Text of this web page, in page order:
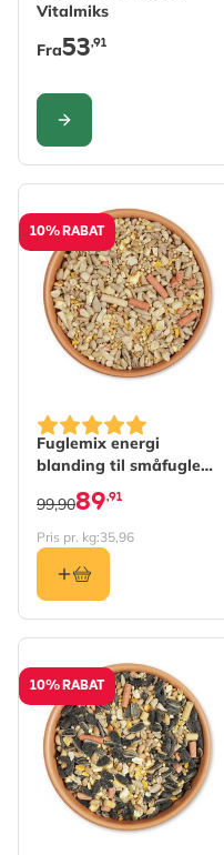
Vitalmiks
Fra53,91
KONFIGURER
10% RABAT
Fuglemix energi
blanding til småfugle
2,5 kg89,91
99,90
Pris pr. kg:35,96
10% RABAT